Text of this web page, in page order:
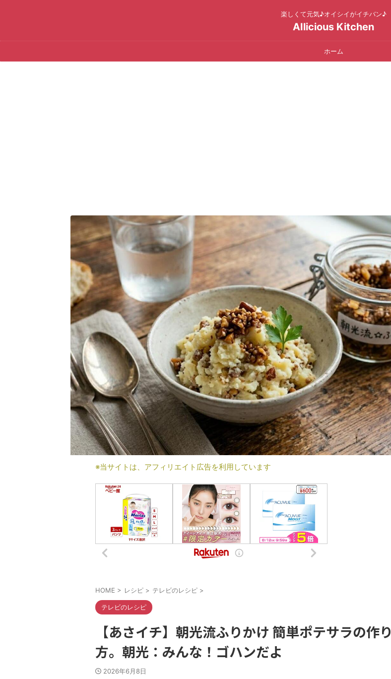
楽しくて元気♪オイシイがイチバン♪
AIlicious Kitchen
ホーム
※当サイトは、アフィリエイト広告を利用しています
HOME > レシピ > テレビのレシピ >
テレビのレシピ
【あさイチ】朝光流ふりかけ 簡単ポテサラの作り
方。朝光：みんな！ゴハンだよ
2026年6月8日